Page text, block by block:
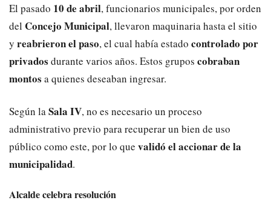
El pasado 10 de abril, funcionarios municipales, por orden
del Concejo Municipal, llevaron maquinaria hasta el sitio
y reabrieron el paso, el cual había estado controlado por
privados durante varios años. Estos grupos cobraban
montos a quienes deseaban ingresar.
Según laSala IV, no es necesario un proceso
administrativo previo para recuperar un bien de uso
público como este, por lo que validó el accionar de la
municipalidad.
Alcalde celebra resolución